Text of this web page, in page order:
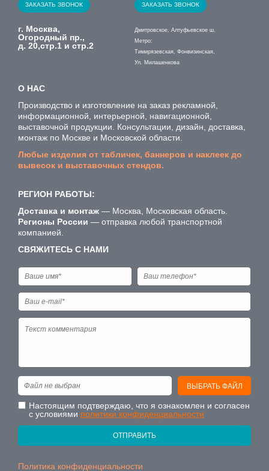
ЗАКАЗАТЬ ЗВОНОК ЗАКАЗАТЬ ЗВОНОК
г. Москва,
Огородный пр.,
д. 20,стр.1 и стр.2
Дмитровское, Алтуфьевское ш.
Метро:
Тимирязевская, Фонвизинская,
Ул. Милашенкова
О НАС
Производство и изготовление на заказ рекламной,
информационной, интерьерной, навигационной,
выставочной продукции. Консультации, дизайн, доставка,
монтаж по Москве и Московской области.
Любые изделия от табличек, баннеров и наклеек до
вывесок и выставочных стендов.
РЕГИОН РАБОТЫ:
Доставка и монтаж — Москва, Московская область.
Регионы России — отправка любой транспортной
компанией.
СВЯЖИТЕСЬ С НАМИ
ВЫБРАТЬ ФАЙЛ
Файл не выбран
Настоящим подтверждаю, что я ознакомлен и согласен
с условиями политики конфиденциальности
ОТПРАВИТЬ
Политика конфиденциальности